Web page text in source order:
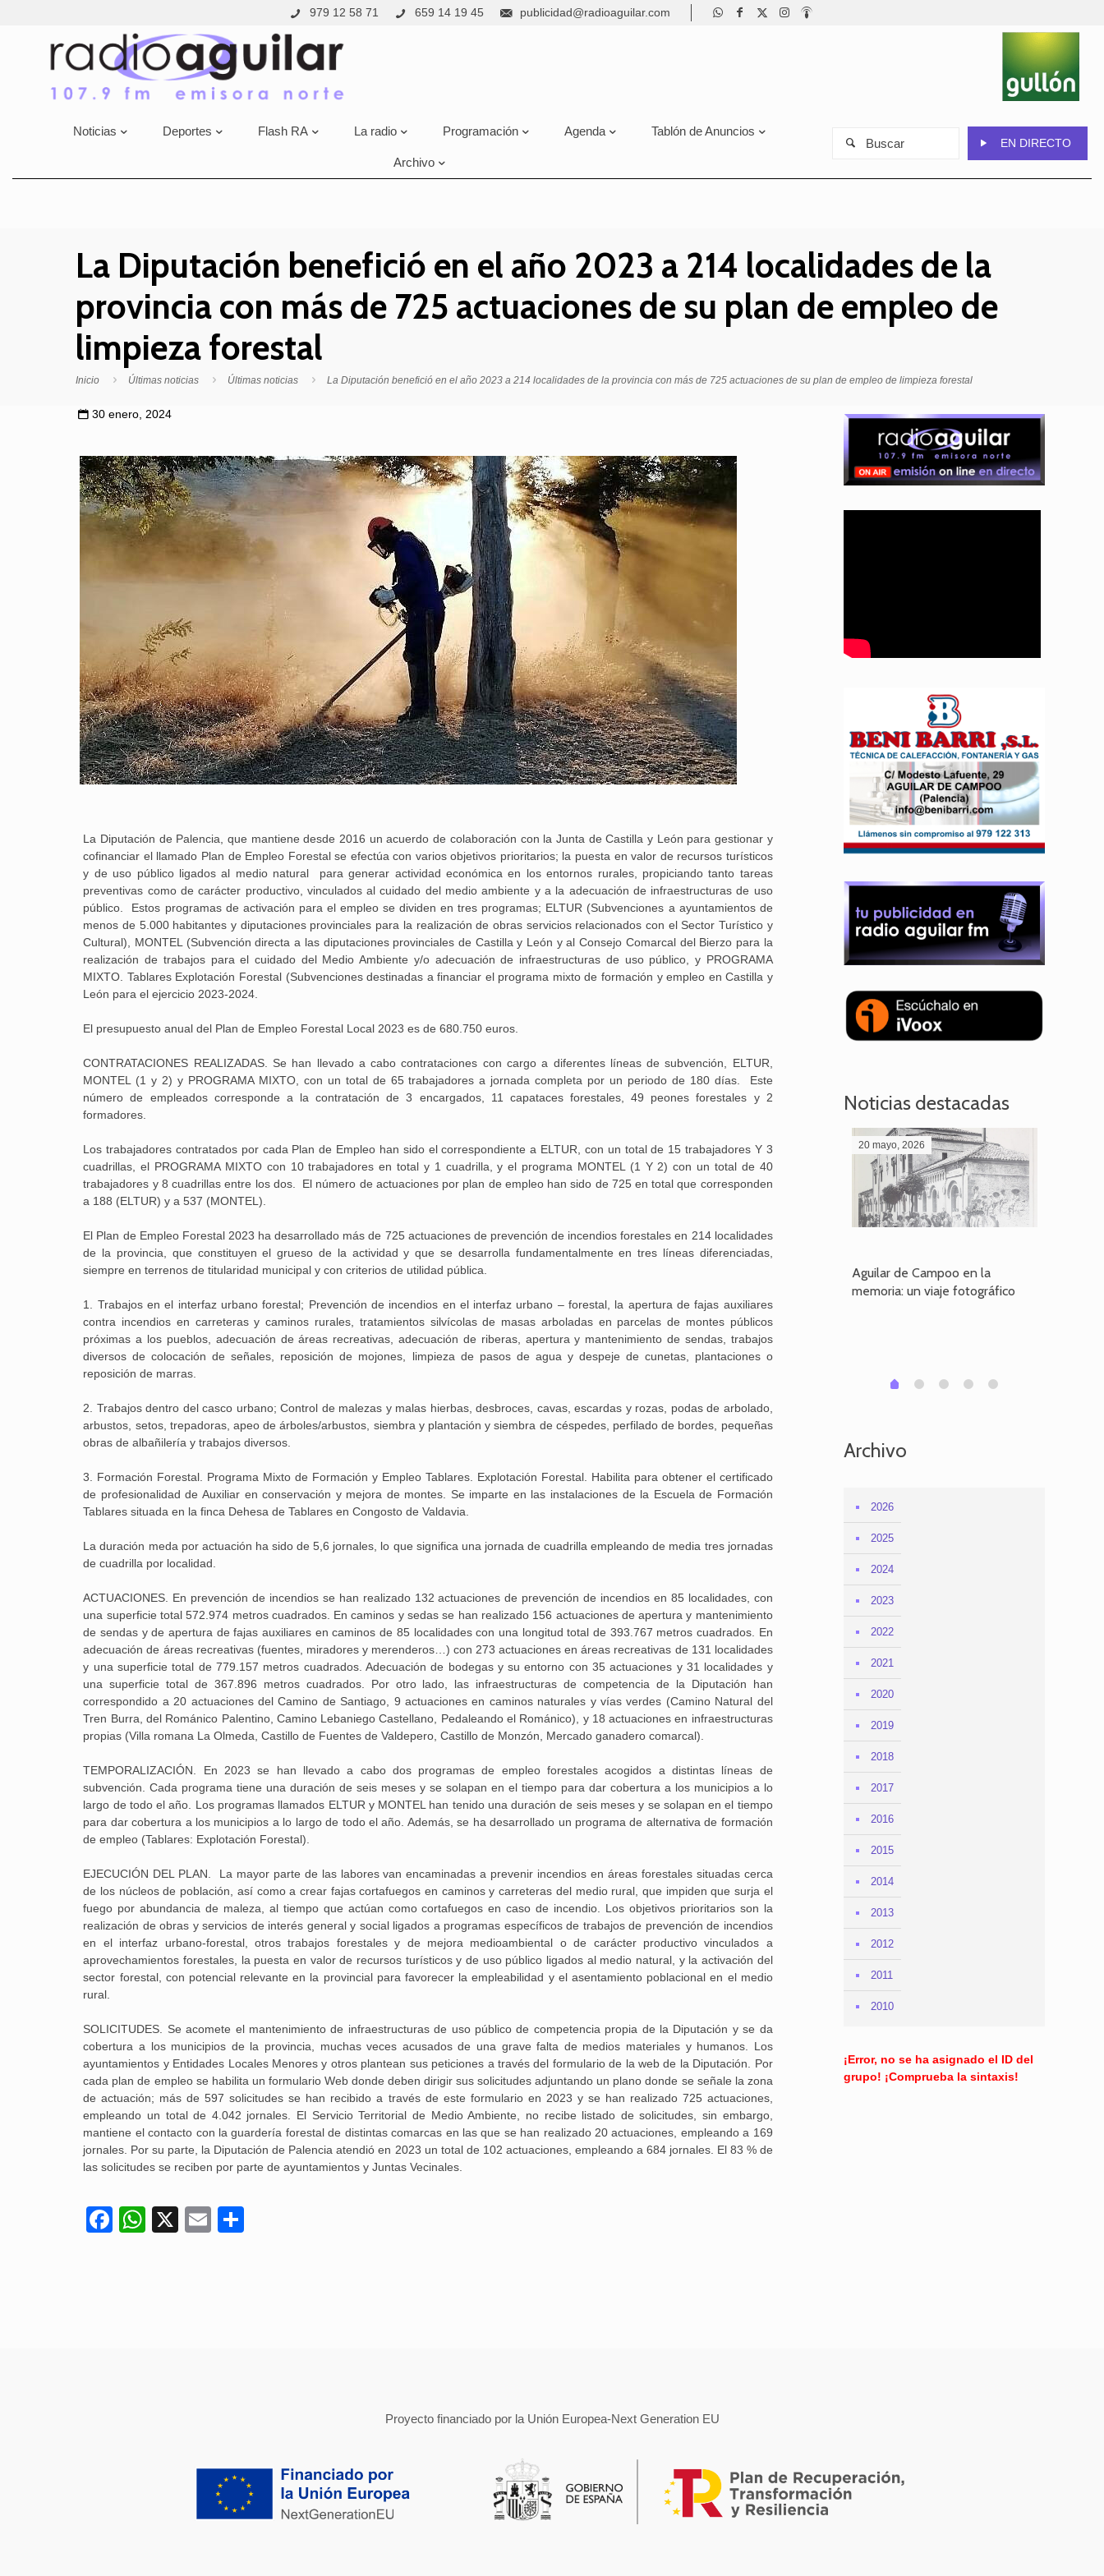
979 12 58 71 659 14 19 45 publicidad@radioaguilar.com
Noticias Deportes Flash RA La radio Programación Agenda Tablón de Anuncios
Archivo
EN DIRECTO
La Diputación benefició en el año 2023 a 214 localidades de la
provincia con más de 725 actuaciones de su plan de empleo de
limpieza forestal
Inicio Últimas noticias Últimas noticias La Diputación benefició en el año 2023 a 214 localidades de la provincia con más de 725 actuaciones de su plan de empleo de limpieza forestal
30 enero, 2024
La Diputación de Palencia, que mantiene desde 2016 un acuerdo de colaboración con la Junta de Castilla y León para gestionar y
cofinanciar el llamado Plan de Empleo Forestal se efectúa con varios objetivos prioritarios; la puesta en valor de recursos turísticos
y de uso público ligados al medio natural para generar actividad económica en los entornos rurales, propiciando tanto tareas
preventivas como de carácter productivo, vinculados al cuidado del medio ambiente y a la adecuación de infraestructuras de uso
público. Estos programas de activación para el empleo se dividen en tres programas; ELTUR (Subvenciones a ayuntamientos de
menos de 5.000 habitantes y diputaciones provinciales para la realización de obras servicios relacionados con el Sector Turístico y
Cultural), MONTEL (Subvención directa a las diputaciones provinciales de Castilla y León y al Consejo Comarcal del Bierzo para la
realización de trabajos para el cuidado del Medio Ambiente y/o adecuación de infraestructuras de uso público, y PROGRAMA
MIXTO. Tablares Explotación Forestal (Subvenciones destinadas a financiar el programa mixto de formación y empleo en Castilla y
León para el ejercicio 2023-2024.
El presupuesto anual del Plan de Empleo Forestal Local 2023 es de 680.750 euros.
CONTRATACIONES REALIZADAS. Se han llevado a cabo contrataciones con cargo a diferentes líneas de subvención, ELTUR,
MONTEL (1 y 2) y PROGRAMA MIXTO, con un total de 65 trabajadores a jornada completa por un periodo de 180 días. Este
número de empleados corresponde a la contratación de 3 encargados, 11 capataces forestales, 49 peones forestales y 2
formadores.
Los trabajadores contratados por cada Plan de Empleo han sido el correspondiente a ELTUR, con un total de 15 trabajadores Y 3
cuadrillas, el PROGRAMA MIXTO con 10 trabajadores en total y 1 cuadrilla, y el programa MONTEL (1 Y 2) con un total de 40
trabajadores y 8 cuadrillas entre los dos. El número de actuaciones por plan de empleo han sido de 725 en total que corresponden
a 188 (ELTUR) y a 537 (MONTEL).
El Plan de Empleo Forestal 2023 ha desarrollado más de 725 actuaciones de prevención de incendios forestales en 214 localidades
de la provincia, que constituyen el grueso de la actividad y que se desarrolla fundamentalmente en tres líneas diferenciadas,
siempre en terrenos de titularidad municipal y con criterios de utilidad pública.
1.
Trabajos en el interfaz urbano forestal; Prevención de incendios en el interfaz urbano – forestal, la apertura de fajas auxiliares
contra incendios en carreteras y caminos rurales, tratamientos silvícolas de masas arboladas en parcelas de montes públicos
próximas a los pueblos, adecuación de áreas recreativas, adecuación de riberas, apertura y mantenimiento de sendas, trabajos
diversos de colocación de señales, reposición de mojones, limpieza de pasos de agua y despeje de cunetas, plantaciones o
reposición de marras.
2.
Trabajos dentro del casco urbano; Control de malezas y malas hierbas, desbroces, cavas, escardas y rozas, podas de arbolado,
arbustos, setos, trepadoras, apeo de árboles/arbustos, siembra y plantación y siembra de céspedes, perfilado de bordes, pequeñas
obras de albañilería y trabajos diversos.
3.
Formación Forestal. Programa Mixto de Formación y Empleo Tablares. Explotación Forestal. Habilita para obtener el certificado
de profesionalidad de Auxiliar en conservación y mejora de montes. Se imparte en las instalaciones de la Escuela de Formación
Tablares situada en la finca Dehesa de Tablares en Congosto de Valdavia.
La duración meda por actuación ha sido de 5,6 jornales, lo que significa una jornada de cuadrilla empleando de media tres jornadas
de cuadrilla por localidad.
ACTUACIONES. En prevención de incendios se han realizado 132 actuaciones de prevención de incendios en 85 localidades, con
una superficie total 572.974 metros cuadrados. En caminos y sedas se han realizado 156 actuaciones de apertura y mantenimiento
de sendas y de apertura de fajas auxiliares en caminos de 85 localidades con una longitud total de 393.767 metros cuadrados. En
adecuación de áreas recreativas (fuentes, miradores y merenderos…) con 273 actuaciones en áreas recreativas de 131 localidades
y una superficie total de 779.157 metros cuadrados. Adecuación de bodegas y su entorno con 35 actuaciones y 31 localidades y
una superficie total de 367.896 metros cuadrados. Por otro lado, las infraestructuras de competencia de la Diputación han
correspondido a 20 actuaciones del Camino de Santiago, 9 actuaciones en caminos naturales y vías verdes (Camino Natural del
Tren Burra, del Románico Palentino, Camino Lebaniego Castellano, Pedaleando el Románico), y 18 actuaciones en infraestructuras
propias (Villa romana La Olmeda, Castillo de Fuentes de Valdepero, Castillo de Monzón, Mercado ganadero comarcal).
TEMPORALIZACIÓN. En 2023 se han llevado a cabo dos programas de empleo forestales acogidos a distintas líneas de
subvención. Cada programa tiene una duración de seis meses y se solapan en el tiempo para dar cobertura a los municipios a lo
largo de todo el año. Los programas llamados ELTUR y MONTEL han tenido una duración de seis meses y se solapan en el tiempo
para dar cobertura a los municipios a lo largo de todo el año. Además, se ha desarrollado un programa de alternativa de formación
de empleo (Tablares: Explotación Forestal).
EJECUCIÓN DEL PLAN. La mayor parte de las labores van encaminadas a prevenir incendios en áreas forestales situadas cerca
de los núcleos de población, así como a crear fajas cortafuegos en caminos y carreteras del medio rural, que impiden que surja el
fuego por abundancia de maleza, al tiempo que actúan como cortafuegos en caso de incendio. Los objetivos prioritarios son la
realización de obras y servicios de interés general y social ligados a programas específicos de trabajos de prevención de incendios
en el interfaz urbano-forestal, otros trabajos forestales y de mejora medioambiental o de carácter productivo vinculados a
aprovechamientos forestales, la puesta en valor de recursos turísticos y de uso público ligados al medio natural, y la activación del
sector forestal, con potencial relevante en la provincial para favorecer la empleabilidad y el asentamiento poblacional en el medio
rural.
SOLICITUDES. Se acomete el mantenimiento de infraestructuras de uso público de competencia propia de la Diputación y se da
cobertura a los municipios de la provincia, muchas veces acusados de una grave falta de medios materiales y humanos. Los
ayuntamientos y Entidades Locales Menores y otros plantean sus peticiones a través del formulario de la web de la Diputación. Por
cada plan de empleo se habilita un formulario Web donde deben dirigir sus solicitudes adjuntando un plano donde se señale la zona
de actuación; más de 597 solicitudes se han recibido a través de este formulario en 2023 y se han realizado 725 actuaciones,
empleando un total de 4.042 jornales. El Servicio Territorial de Medio Ambiente, no recibe listado de solicitudes, sin embargo,
mantiene el contacto con la guardería forestal de distintas comarcas en las que se han realizado 20 actuaciones, empleando a 169
jornales. Por su parte, la Diputación de Palencia atendió en 2023 un total de 102 actuaciones, empleando a 684 jornales. El 83 % de
las solicitudes se reciben por parte de ayuntamientos y Juntas Vecinales.
Facebook
WhatsApp
X Email
Noticias destacadas
25 febrero, 2026 20 mayo, 2026
Aguilar de Campoo en la
memoria: un viaje fotográfico
0 1 2 3 4
Archivo
2026
2025
2024
2023
2022
2021
2020
2019
2018
2017
2016
2015
2014
2013
2012
2011
2010
¡Error, no se ha asignado el ID del
grupo! ¡Comprueba la sintaxis!
Proyecto financiado por la Unión Europea-Next Generation EU